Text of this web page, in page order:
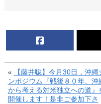
«
【藤井聡】今月30日，沖縄
ンポジウム『戦後８０年、沖
から考える対米独立への道』
開催します！是非ご参加下さ